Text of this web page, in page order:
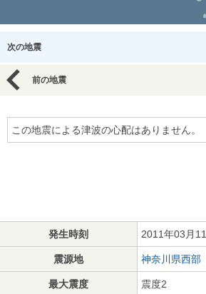
次の地震
前の地震
この地震による津波の心配はありません。
発生時刻 2011年03月
震源地 神奈川県西部
最大震度 震度2